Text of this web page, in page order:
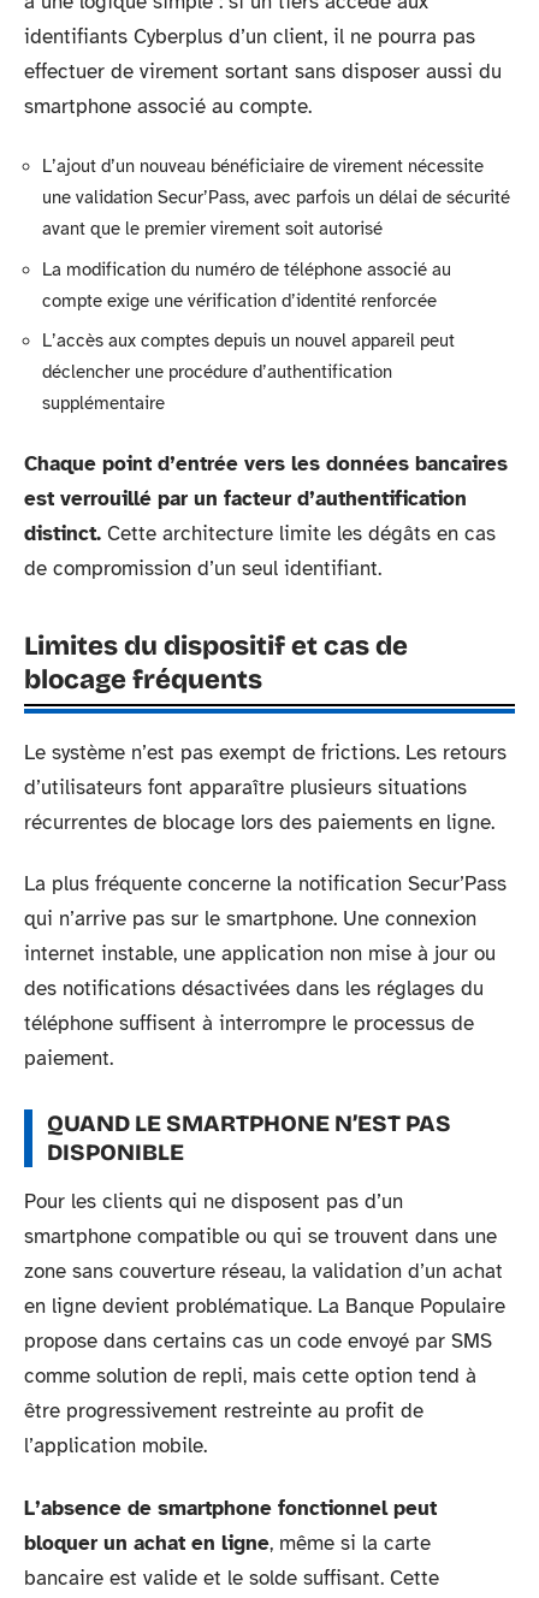
identifiants Cyberplus d’un client, il ne pourra pas
effectuer de virement sortant sans disposer aussi du
smartphone associé au compte.
L’ajout d’un nouveau bénéficiaire de virement nécessite
une validation Secur’Pass, avec parfois un délai de sécurité
avant que le premier virement soit autorisé
La modification du numéro de téléphone associé au
compte exige une vérification d’identité renforcée
L’accès aux comptes depuis un nouvel appareil peut
déclencher une procédure d’authentification
supplémentaire
Chaque point d’entrée vers les données bancaires
est verrouillé par un facteur d’authentification
distinct. Cette architecture limite les dégâts en cas
de compromission d’un seul identifiant.
Limites du dispositif et cas de
blocage fréquents
Le système n’est pas exempt de frictions. Les retours
d’utilisateurs font apparaître plusieurs situations
récurrentes de blocage lors des paiements en ligne.
La plus fréquente concerne la notification Secur’Pass
qui n’arrive pas sur le smartphone. Une connexion
internet instable, une application non mise à jour ou
des notifications désactivées dans les réglages du
téléphone suffisent à interrompre le processus de
paiement.
QUAND LE SMARTPHONE N’EST PAS
DISPONIBLE
Pour les clients qui ne disposent pas d’un
smartphone compatible ou qui se trouvent dans une
zone sans couverture réseau, la validation d’un achat
en ligne devient problématique. La Banque Populaire
propose dans certains cas un code envoyé par SMS
comme solution de repli, mais cette option tend à
être progressivement restreinte au profit de
l’application mobile.
L’absence de smartphone fonctionnel peut
bloquer un achat en ligne, même si la carte
bancaire est valide et le solde suffisant. Cette